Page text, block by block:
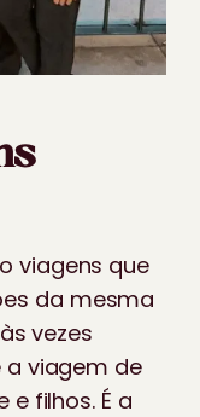
viagens que
da mesma
vezes
a viagem de
filhos. É a